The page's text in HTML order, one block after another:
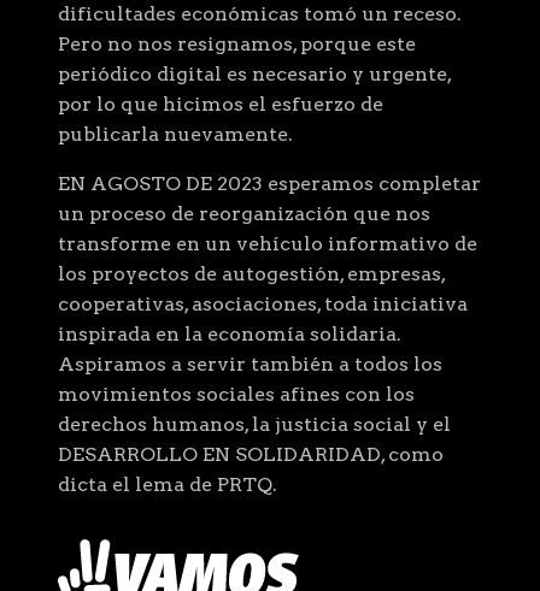
dificultades económicas tomó un receso.
Pero no nos resignamos, porque este
periódico digital es necesario y urgente,
por lo que hicimos el esfuerzo de
publicarla nuevamente.
EN AGOSTO DE 2023 esperamos completar
un proceso de reorganización que nos
transforme en un vehículo informativo de
los proyectos de autogestión, empresas,
cooperativas, asociaciones, toda iniciativa
inspirada en la economía solidaria.
Aspiramos a servir también a todos los
movimientos sociales afines con los
derechos humanos, la justicia social y el
DESARROLLO EN SOLIDARIDAD, como
dicta el lema de PRTQ.